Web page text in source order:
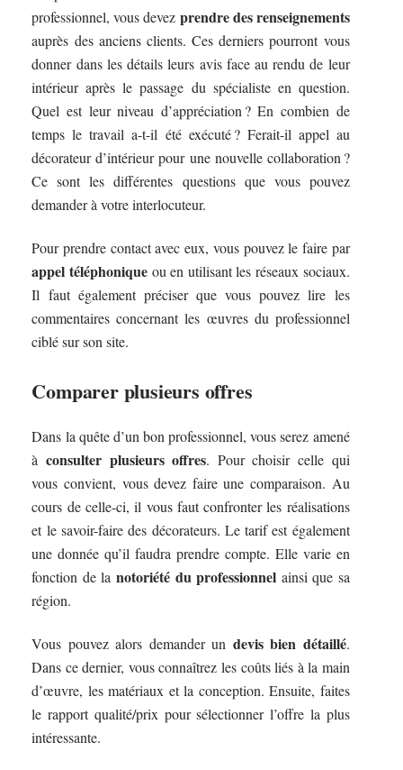
professionnel, vous devez prendre des renseignements
auprès des anciens clients. Ces derniers pourront vous
donner dans les détails leurs avis face au rendu de leur
intérieur après le passage du spécialiste en question.
Quel est leur niveau d’appréciation ? En combien de
temps le travail a-t-il été exécuté ? Ferait-il appel au
décorateur d’intérieur pour une nouvelle collaboration ?
Ce sont les différentes questions que vous pouvez
demander à votre interlocuteur.
Pour prendre contact avec eux, vous pouvez le faire par
appel téléphoniqueou en utilisant les réseaux sociaux.
Il faut également préciser que vous pouvez lire les
commentaires concernant les œuvres du professionnel
ciblé sur son site.
Comparer plusieurs offres
Dans la quête d’un bon professionnel, vous serez amené
à consulter plusieurs offres. Pour choisir celle qui
vous convient, vous devez faire une comparaison. Au
cours de celle-ci, il vous faut confronter les réalisations
et le savoir-faire des décorateurs. Le tarif est également
une donnée qu’il faudra prendre compte. Elle varie en
fonction de la notoriété du professionnel ainsi que sa
région.
Vous pouvez alors demander un devis bien détaillé.
Dans ce dernier, vous connaîtrez les coûts liés à la main
d’œuvre, les matériaux et la conception. Ensuite, faites
le rapport qualité/prix pour sélectionner l’offre la plus
intéressante.